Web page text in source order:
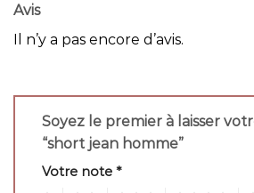
Avis
Il n’y a pas encore d’avis.
Soyez le premier à laisser
“short jean homme”
Votre note *